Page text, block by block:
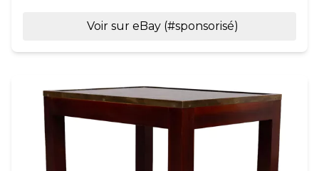
Voir sur eBay (#sponsorisé)